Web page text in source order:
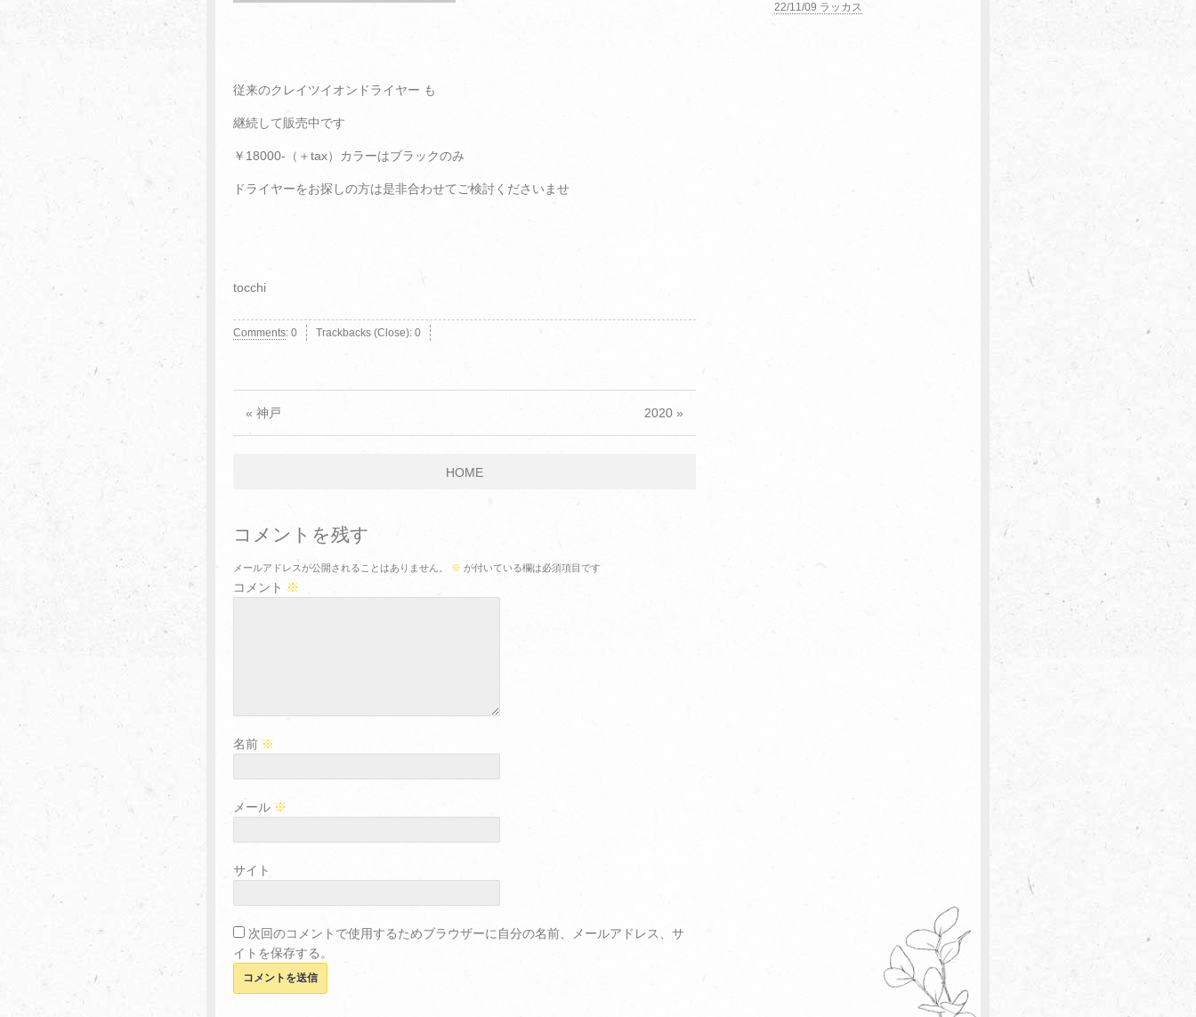
従来のクレイツイオンドライヤー も
継続して販売中です
￥18000-（＋tax）カラーはブラックのみ
ドライヤーをお探しの方は是非合わせてご検討くださいませ
tocchi
Comments: 0 Trackbacks (Close): 0
« 神戸 2020 »
HOME
コメントを残す
メールアドレスが公開されることはありません。 ※ が付いている欄は必須項目です
コメント ※
名前 ※
メール ※
サイト
次回のコメントで使用するためブラウザーに自分の名前、メールアドレス、サ
イトを保存する。
22/11/09 ラッカス